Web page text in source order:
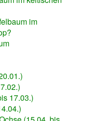
im
17.03.)